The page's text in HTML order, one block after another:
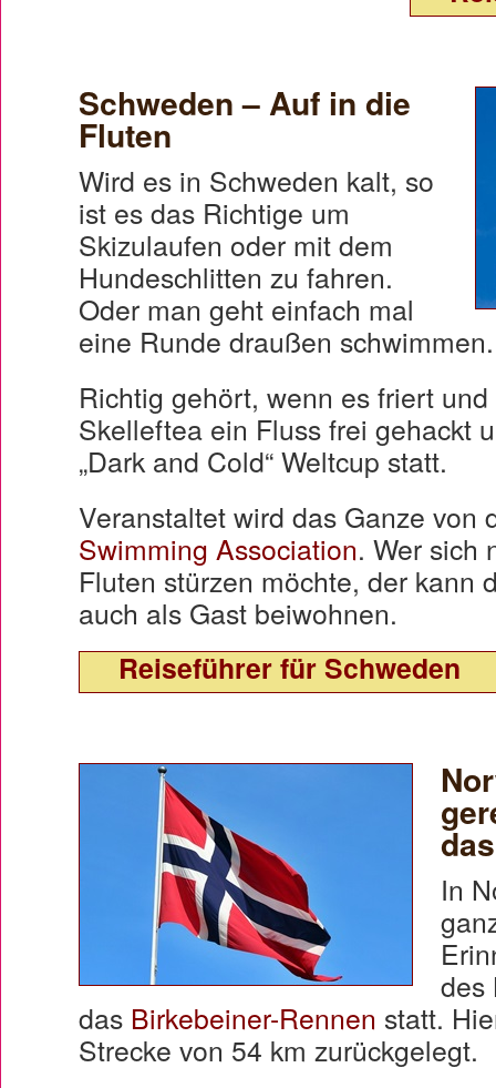
Schweden – Auf in die
Fluten
Wird es in Schweden kalt, so
ist es das Richtige um
Skizulaufen oder mit dem
Hundeschlitten zu fahren.
Oder man geht einfach mal
eine Runde draußen schwimmen.
Richtig gehört, wenn es friert
Skelleftea ein Fluss frei gehackt
„Dark and Cold“ Weltcup statt.
Veranstaltet wird das Ganze von
Swimming Association. Wer sich
Fluten stürzen möchte, der kann
auch als Gast beiwohnen.
Reiseführer für Schweden
In
des
das Birkebeiner-Rennen statt.
Strecke von 54 km zurückgelegt.